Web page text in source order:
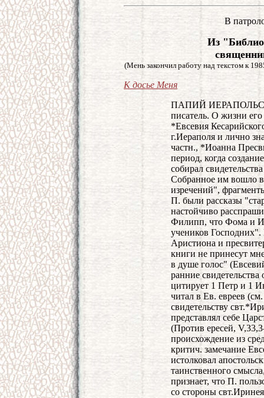
В
Из
(Мень закончил работу над текстом к
К досье Меня
ПАПИЙ
писатель. О жизни
*Евсевия
г.Иераполя и лично
частн., *Иоанна
период, когда
собирал
Собранное им вошло
изречений",
П. были рассказы
настойчиво
Филипп, что Фома и
учеников
Аристиона и
книги не принесут
в душе голос"
ранние
цитирует 1 Петр и 1
читал в Ев. евреев
свидетельству
представлял себе
(Против ересей,
происхождение из
критич. замечание
истолковал
таинственного
признает, что П.
со стороны